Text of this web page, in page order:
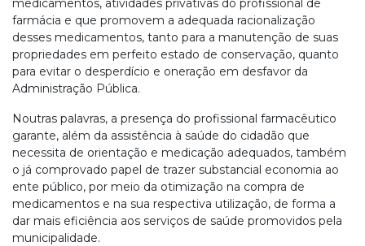
medicamentos, atividades privativas do profissional de
farmácia e que promovem a adequada racionalização
desses medicamentos, tanto para a manutenção de suas
propriedades em perfeito estado de conservação, quanto
para evitar o desperdício e oneração em desfavor da
Administração Pública.
Noutras palavras, a presença do profissional farmacêutico
garante, além da assistência à saúde do cidadão que
necessita de orientação e medicação adequados, também
o já comprovado papel de trazer substancial economia ao
ente público, por meio da otimização na compra de
medicamentos e na sua respectiva utilização, de forma a
dar mais eficiência aos serviços de saúde promovidos pela
municipalidade.